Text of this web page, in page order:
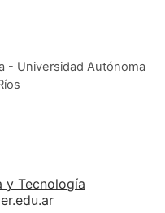
- Universidad Autónoma
y Tecnología